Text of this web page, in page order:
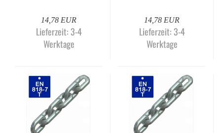
14,78 EUR
Lieferzeit:3-4
Werktage
14,78 EUR
Lieferzeit:3-4
Werktage